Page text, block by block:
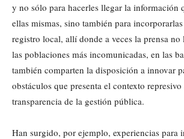
y no sólo para hacerles llegar la información
ellas mismas, sino también para
registro local, allí donde a veces la prensa no
las poblaciones más incomunicadas, en las
también comparten la disposición a innovar
obstáculos que presenta el contexto
transparencia de la gestión pública.
Han surgido, por ejemplo, experiencias para